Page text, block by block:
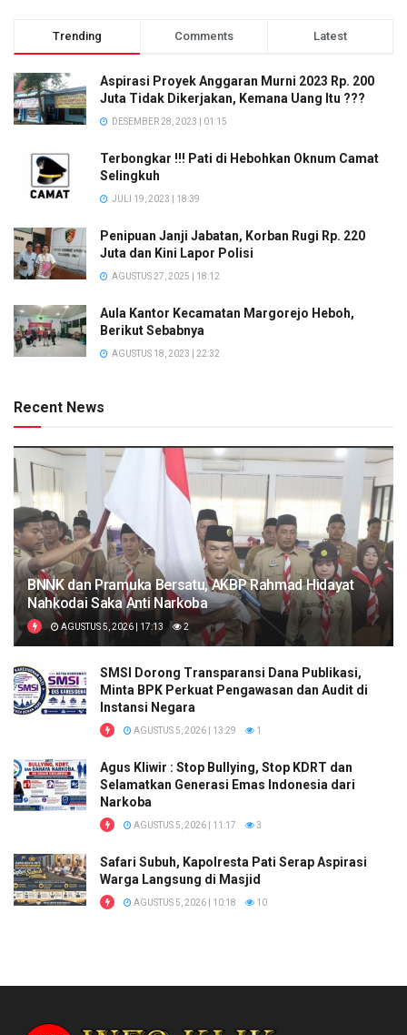
Trending Comments Latest
Aspirasi Proyek Anggaran Murni 2023 Rp. 200
Juta Tidak Dikerjakan, Kemana Uang Itu ???
DESEMBER 28, 2023 | 01:15
Terbongkar !!! Pati di Hebohkan Oknum Camat
Selingkuh
JULI 19, 2023 | 18:39
Penipuan Janji Jabatan, Korban Rugi Rp. 220
Juta dan Kini Lapor Polisi
AGUSTUS 27, 2025 | 18:12
Aula Kantor Kecamatan Margorejo Heboh,
Berikut Sebabnya
AGUSTUS 18, 2023 | 22:32
Recent News
BNNK dan Pramuka Bersatu, AKBP Rahmad Hidayat
Nahkodai Saka Anti Narkoba
AGUSTUS 5, 2026 | 17:13 2
SMSI Dorong Transparansi Dana Publikasi,
Minta BPK Perkuat Pengawasan dan Audit di
Instansi Negara
AGUSTUS 5, 2026 | 13:29 1
Agus Kliwir : Stop Bullying, Stop KDRT dan
Selamatkan Generasi Emas Indonesia dari
Narkoba
AGUSTUS 5, 2026 | 11:17 3
Safari Subuh, Kapolresta Pati Serap Aspirasi
Warga Langsung di Masjid
AGUSTUS 5, 2026 | 10:18 10